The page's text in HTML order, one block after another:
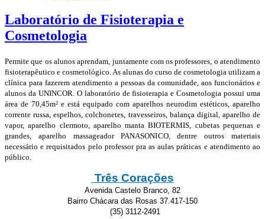
Laboratório de Fisioterapia e
Cosmetologia
Permite que os alunos aprendam, juntamente com os professores, o atendimento
fisioterapêutico e cosmetológico. As alunas do curso de cosmetologia utilizam a
clínica para fazerem atendimento a pessoas da comunidade, aos funcionários e
alunos da UNINCOR. O laboratório de fisioterapia e Cosmetologia possui uma
área de 70,45m² e está equipado com aparelhos neurodim estéticos, aparelho
corrente russa, espelhos, colchonetes, travesseiros, balança digital, aparelho de
vapor, aparelho clermoto, aparelho manta BIOTERMIS, cubetas pequenas e
grandes, aparelho massageador PANASONICO, dentre outros materiais
necessário e requisitados pelo professor pra as aulas práticas e atendimento ao
público.
Três Corações
Avenida Castelo Branco, 82
Bairro Chácara das Rosas 37.417-150
(35) 3112-2491